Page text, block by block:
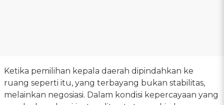
Ketika pemilihan kepala daerah dipindahkan ke
ruang seperti itu, yang terbayang bukan stabilitas,
melainkan negosiasi. Dalam kondisi kepercayaan yang